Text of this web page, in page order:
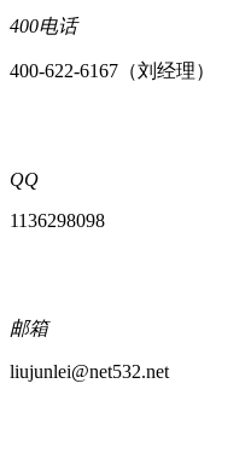
400电话
400-622-6167（刘经理）
QQ
1136298098
邮箱
liujunlei@net532.net